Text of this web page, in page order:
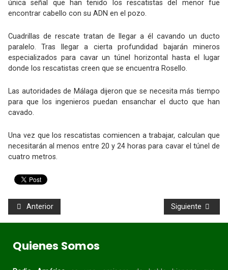
única señal que han tenido los rescatistas del menor fue
encontrar cabello con su ADN en el pozo.
Cuadrillas de rescate tratan de llegar a él cavando un ducto
paralelo. Tras llegar a cierta profundidad bajarán mineros
especializados para cavar un túnel horizontal hasta el lugar
donde los rescatistas creen que se encuentra Rosello.
Las autoridades de Málaga dijeron que se necesita más tiempo
para que los ingenieros puedan ensanchar el ducto que han
cavado.
Una vez que los rescatistas comiencen a trabajar, calculan que
necesitarán al menos entre 20 y 24 horas para cavar el túnel de
cuatro metros.
Anterior Siguiente
Quienes Somos